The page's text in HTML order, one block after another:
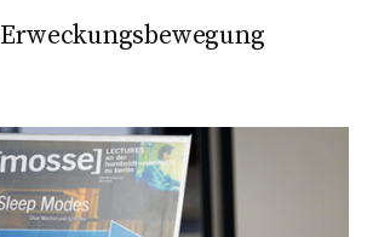
Erweckungsbewegung